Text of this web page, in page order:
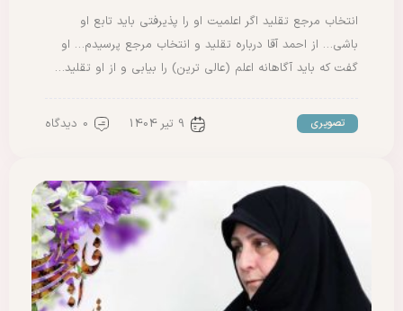
انتخاب مرجع تقلید اگر اعلمیت او را پذیرفتی باید تابع او
باشی… از احمد آقا درباره تقلید و انتخاب مرجع پرسیدم… او
گفت که باید آگاهانه اعلم (عالی ترین) را بیابی و از او تقلید…
تصویری 9 تیر 1404 0 دیدگاه